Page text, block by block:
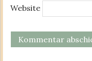
Website